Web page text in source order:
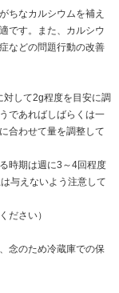
ちなカルシウムを補え
です。また、カルシウ
などの問題行動の改善
して2g程度を目安に調
であればしばらくは一
合わせて量を調整して
時期は週に3～4回程度
与えないよう注意して
ださい）
念のため冷蔵庫での保